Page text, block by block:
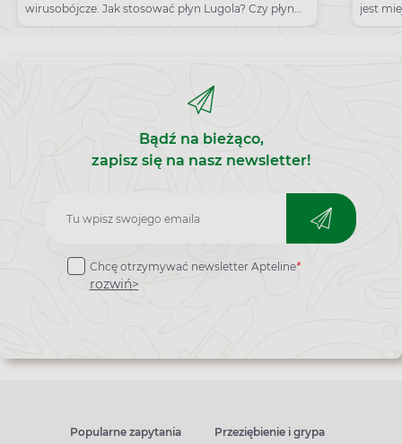
wirusobójcze. Jak stosować płyn Lugola? Czy płyn
Lugola można pić?
jest
Bądź na bieżąco,
zapisz się na nasz newsletter!
Zapisz
do
newslettera
Chcę otrzymywać newsletter Apteline*
rozwiń>
Popularne zapytania Przeziębienie i grypa